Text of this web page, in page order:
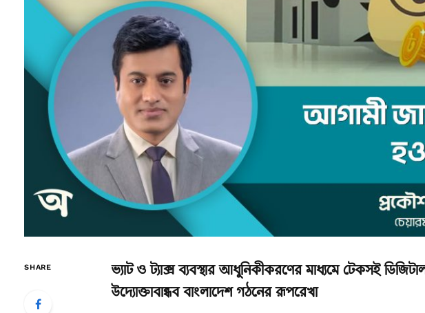
SHARE
ভ্যাট ও ট্যাক্স ব্যবস্থার আধুনিকীকরণের মাধ্যমে টেকসই
উদ্যোক্তাবান্ধব বাংলাদেশ গঠনের রূপরেখা